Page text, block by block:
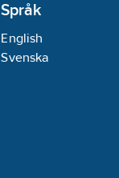
Språk
English
Svenska